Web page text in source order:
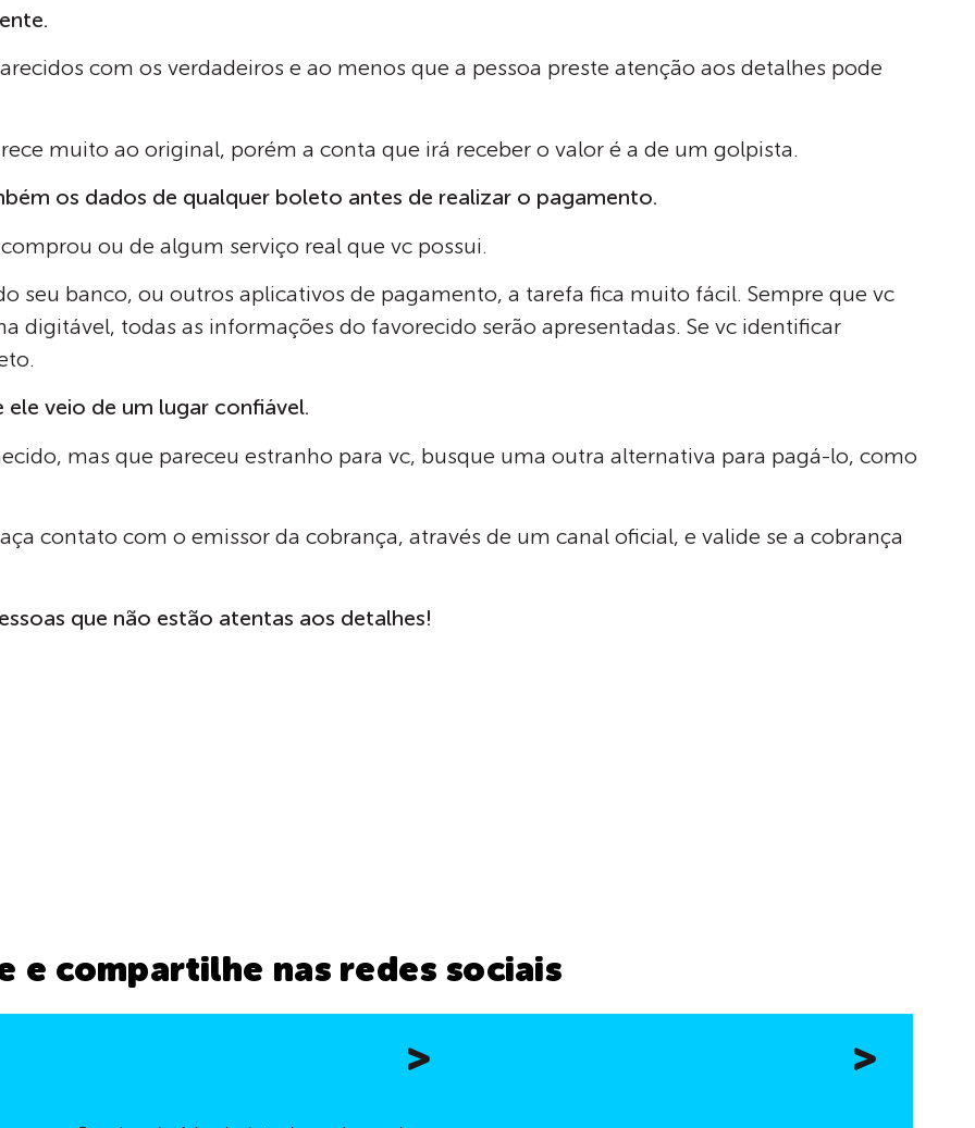
com os verdadeiros e ao menos que a pessoa preste atenção aos detalhes pode
muito ao original, porém a conta que irá receber o valor é a de um golpista.
os dados de qualquer boleto antes de realizar o pagamento.
ou de algum serviço real que vc possui.
seu banco, ou outros aplicativos de pagamento, a tarefa fica muito fácil. Sempre que vc
digitável, todas as informações do favorecido serão apresentadas. Se vc identificar
veio de um lugar confiável.
mas que pareceu estranho para vc, busque uma outra alternativa para pagá-lo, como
contato com o emissor da cobrança, através de um canal oficial, e valide se a cobrança
que não estão atentas aos detalhes!
e compartilhe nas redes sociais